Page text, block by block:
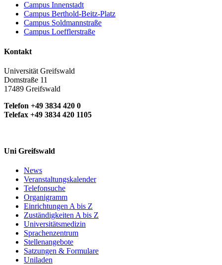
Campus Innenstadt
Campus Berthold-Beitz-Platz
Campus Soldmannstraße
Campus Loefflerstraße
Kontakt
Universität Greifswald
Domstraße 11
17489 Greifswald
Telefon +49 3834 420 0
Telefax +49 3834 420 1105
Uni Greifswald
News
Veranstaltungskalender
Telefonsuche
Organigramm
Einrichtungen A bis Z
Zuständigkeiten A bis Z
Universitätsmedizin
Sprachenzentrum
Stellenangebote
Satzungen & Formulare
Uniladen